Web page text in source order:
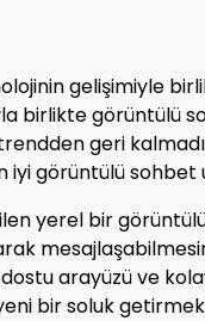
gelişimiyle
birlikte görüntülü
geri
iyi görüntülü sohbet
yerel bir
arayüzü ve
bir soluk